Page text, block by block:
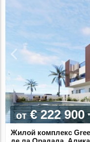
от€ 222 900
Жилой комплекс